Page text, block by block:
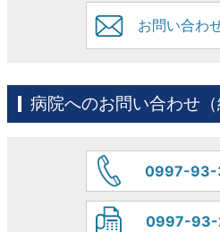
お問い合わ
病院へのお問い合わせ（
0997-
0997-93-